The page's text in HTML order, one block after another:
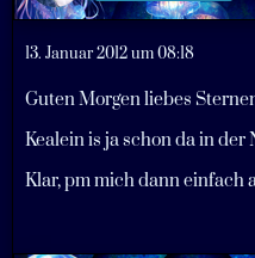
13. Januar 2012 um 08:18
Guten Morgen liebes
Kealein is ja schon da in der
Klar, pm mich dann einfach